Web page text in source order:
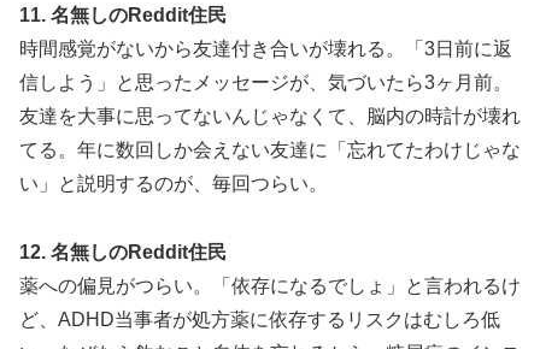
11. 名無しのReddit住民
時間感覚がないから友達付き合いが壊れる。「3日前に返
信しよう」と思ったメッセージが、気づいたら3ヶ月前。
友達を大事に思ってないんじゃなくて、脳内の時計が壊れ
てる。年に数回しか会えない友達に「忘れてたわけじゃな
い」と説明するのが、毎回つらい。
12. 名無しのReddit住民
薬への偏見がつらい。「依存になるでしょ」と言われるけ
ど、ADHD当事者が処方薬に依存するリスクはむしろ低